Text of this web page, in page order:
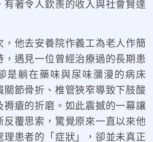
有著令人欽羨的收入與社會賢達
，他去安養院作義工為老人作簡
，遇見一位曾經治療過的長期患
是躺在藥味與尿味瀰漫的病床
關節骨折、椎管狹窄導致下肢酸
褥瘡的折磨。如此震撼的一幕讓
反覆思索，驚覺原來一直以來他
理患者的「症狀」，卻並未真正